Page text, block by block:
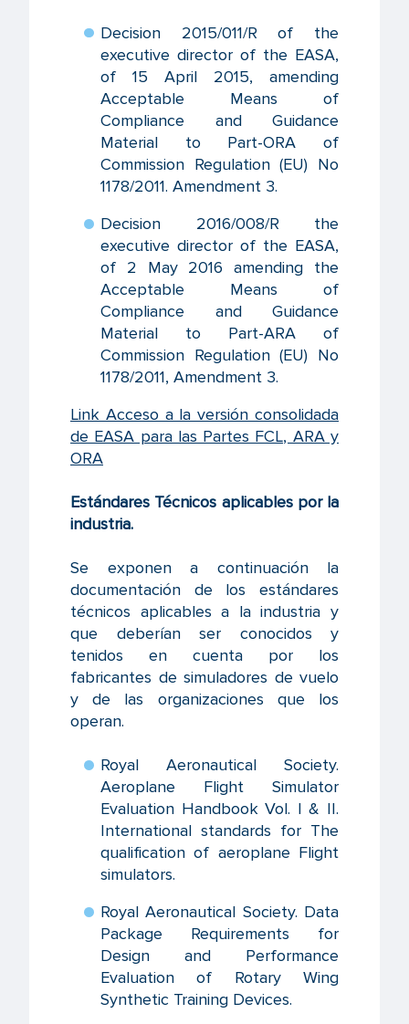
Decision 2015/011/R of the
executive director of the EASA,
of 15 April 2015, amending
Acceptable Means of
Compliance and Guidance
Material to Part-ORA of
Commission Regulation (EU) No
1178/2011. Amendment 3.
Decision 2016/008/R the
executive director of the EASA,
of 2 May 2016 amending the
Acceptable Means of
Compliance and Guidance
Material to Part-ARA of
Commission Regulation (EU) No
1178/2011, Amendment 3.
Link Acceso a la versión consolidada
de EASA para las Partes FCL, ARA y
ORA
Estándares Técnicos aplicables por la
industria.
Se exponen a continuación la
documentación de los estándares
técnicos aplicables a la industria y
que deberían ser conocidos y
tenidos en cuenta por los
fabricantes de simuladores de vuelo
y de las organizaciones que los
operan.
Royal Aeronautical Society.
Aeroplane Flight Simulator
Evaluation Handbook Vol. I & II.
International standards for The
qualification of aeroplane Flight
simulators.
Royal Aeronautical Society. Data
Package Requirements for
Design and Performance
Evaluation of Rotary Wing
Synthetic Training Devices.